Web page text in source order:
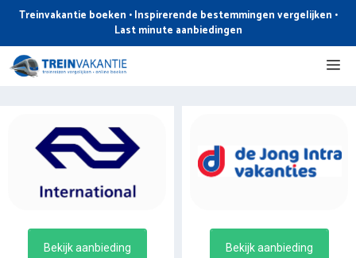
de
inhoud
Treinvakantie boeken • Inspirerende bestemmingen vergelijken •
Last minute aanbiedingen
Bekijk aanbieding Bekijk aanbieding